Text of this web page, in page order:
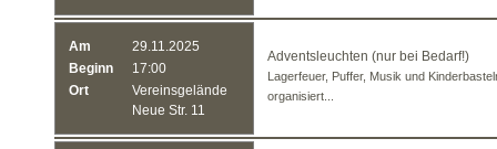
Am
29.11.2025
Beginn
17:00
Ort
Vereinsgelände
Neue Str. 11
Adventsleuchten (nur bei Bedarf!)
Lagerfeuer, Puffer, Musik und
organisiert...